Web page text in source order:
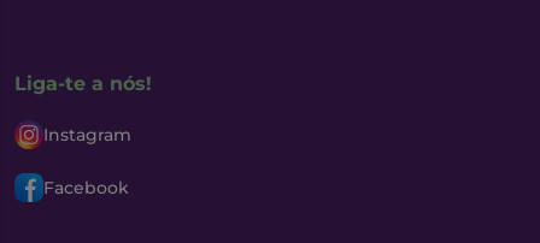
Liga-te a nós!
Instagram
Facebook